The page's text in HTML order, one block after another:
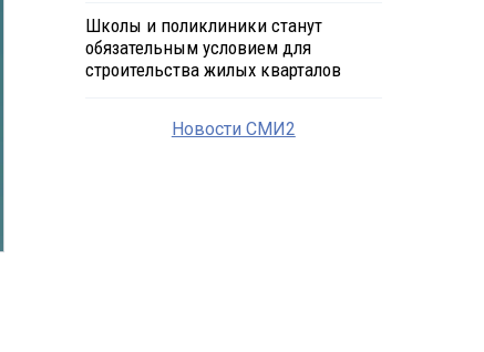
Школы и поликлиники станут
обязательным условием для
строительства жилых кварталов
Новости СМИ2